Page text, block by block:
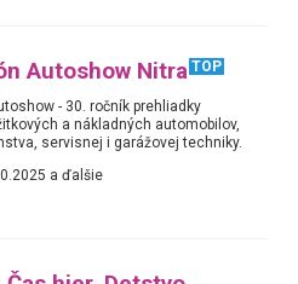
Autoshow Nitra TOP
- 30. ročník prehliadky
a nákladných automobilov,
servisnej i garážovej techniky.
a ďalšie